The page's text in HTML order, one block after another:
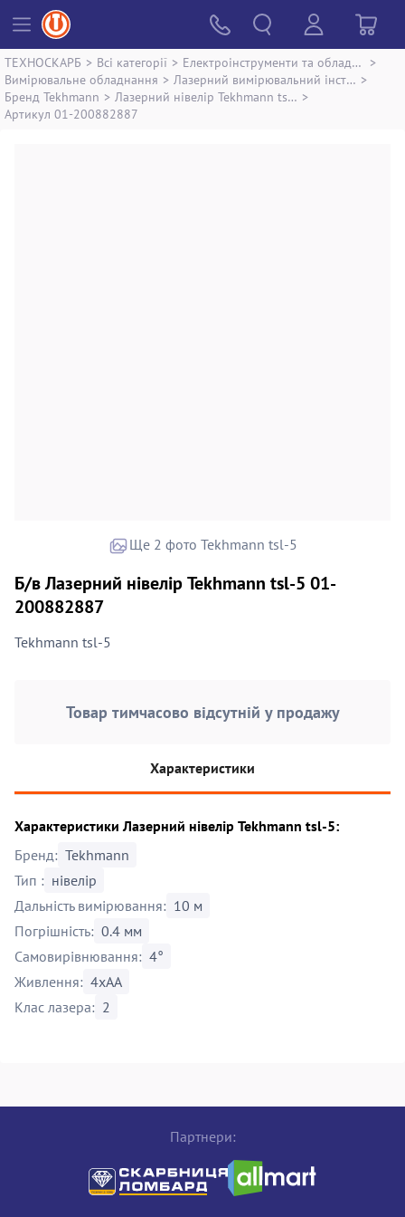
ТЕХНОСКАРБ > Всі категорії > Електроінструменти та обладнання >
Вимірювальне обладнання > Лазерний вимірювальний інструмент >
Бренд Tekhmann > Лазерний нівелір Tekhmann tsl-5 >
Артикул 01-200882887
Ще 2 фото Tekhmann tsl-5
Б/в Лазерний нівелір Tekhmann tsl-5 01-
200882887
Tekhmann tsl-5
Товар тимчасово відсутній у продажу
Характеристики
Характеристики Лазерний нівелір Tekhmann tsl-5:
Бренд: Tekhmann
Тип : нівелір
Дальність вимірювання: 10 м
Погрішність: 0.4 мм
Самовирівнювання: 4°
Живлення: 4xAA
Клас лазера: 2
Партнери: